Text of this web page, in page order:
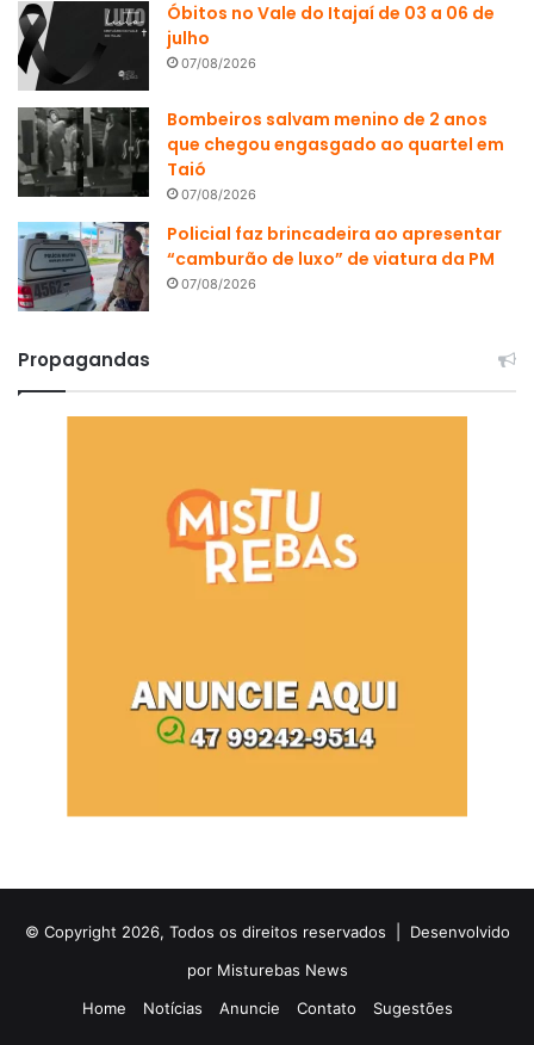
Óbitos no Vale do Itajaí de 03 a 06 de
julho
07/08/2026
Bombeiros salvam menino de 2 anos
que chegou engasgado ao quartel em
Taió
07/08/2026
Policial faz brincadeira ao apresentar
“camburão de luxo” de viatura da PM
07/08/2026
Propagandas
© Copyright 2026, Todos os direitos reservados | Desenvolvido
por Misturebas News
Home
Notícias Anuncie Contato Sugestões